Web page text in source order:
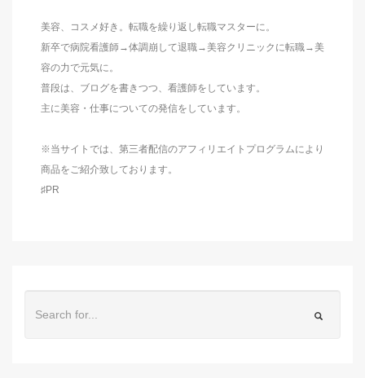
美容、コスメ好き。転職を繰り返し転職マスターに。
新卒で病院看護師→体調崩して退職→美容クリニックに転職→美
容の力で元気に。
普段は、ブログを書きつつ、看護師をしています。
主に美容・仕事についての発信をしています。
※当サイトでは、第三者配信のアフィリエイトプログラムにより
商品をご紹介致しております。
♯PR